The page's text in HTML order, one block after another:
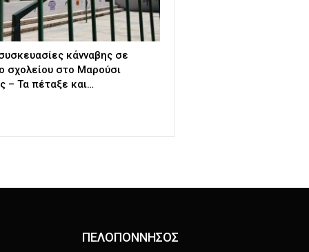
κάνναβης σε
σχολείου στο Μαρούσι
– Τα πέταξε και…
ΠΕΛΟΠΟΝΝΗΣΟΣ